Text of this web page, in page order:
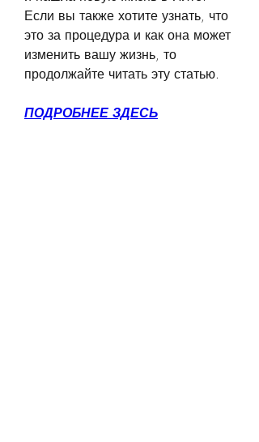
Если вы также хотите узнать, что
это за процедура и как она может
изменить вашу жизнь, то
продолжайте читать эту статью.
ПОДРОБНЕЕ ЗДЕСЬ